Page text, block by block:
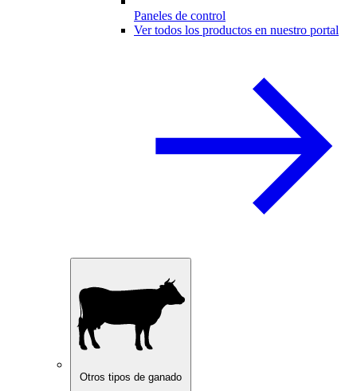
Paneles de control
Ver todos los productos en nuestro portal
Otros tipos de ganado